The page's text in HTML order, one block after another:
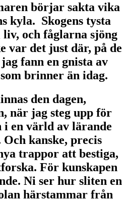
börjar sakta vika
kyla. Skogens tysta
och fåglarna sjöng
var det just där, på de
fann en gnista av
brinner än idag.
den dagen,
när jag steg upp för
en värld av lärande
kanske, precis
trappor att bestiga,
För kunskapen
Ni ser hur sliten en
härstammar från